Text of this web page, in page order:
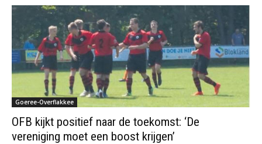
Goeree-Overflakkee
OFB kijkt positief naar de toekomst: ‘De
vereniging moet een boost krijgen’